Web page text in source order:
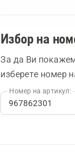
Избор на
За да Ви
изберете номер
Номер на артикул: